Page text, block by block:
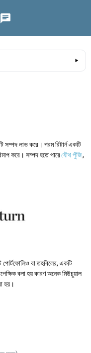
সম্পদ লাভ করে। পরম রিটার্ন একটি
করে। সম্পদ হতে পারেযৌথ পুঁজি,
পোর্টফোলিও বা তহবিলের, একটি
বলা হয় কারণ অনেক মিউচুয়াল
হয়।